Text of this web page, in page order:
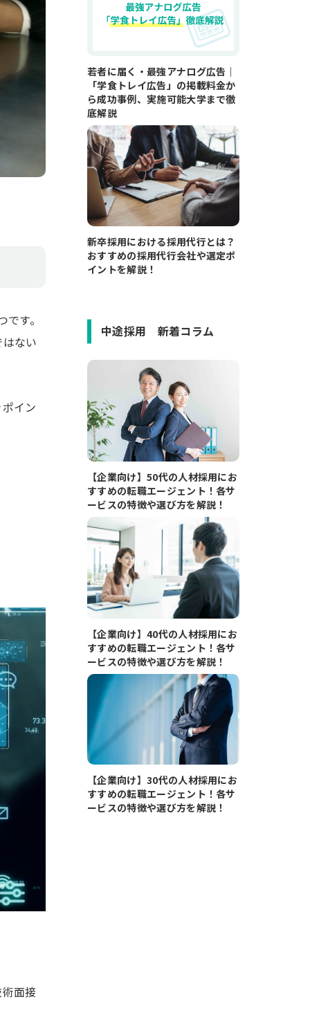
す。
ない
イン
面接
若者に届く・最強アナログ広告｜
「学食トレイ広告」の掲載料金か
ら成功事例、実施可能大学まで徹
底解説
新卒採用における採用代行とは？
おすすめの採用代行会社や選定ポ
イントを解説！
中途採用 新着コラム
【企業向け】50代の人材採用にお
すすめの転職エージェント！各サ
ービスの特徴や選び方を解説！
【企業向け】40代の人材採用にお
すすめの転職エージェント！各サ
ービスの特徴や選び方を解説！
【企業向け】30代の人材採用にお
すすめの転職エージェント！各サ
ービスの特徴や選び方を解説！